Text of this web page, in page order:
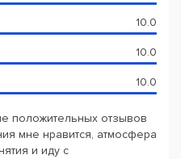
10.0
10.0
10.0
положительных отзывов
мне нравится, атмосфера
и иду с